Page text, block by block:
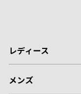
レディース
メンズ